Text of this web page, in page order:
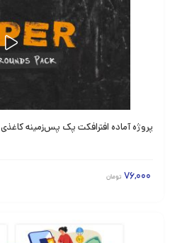
پروژه آماده افترافکت پک پس‌زمینه کاغذی Paper Backgrounds Pack
76,000 تومان